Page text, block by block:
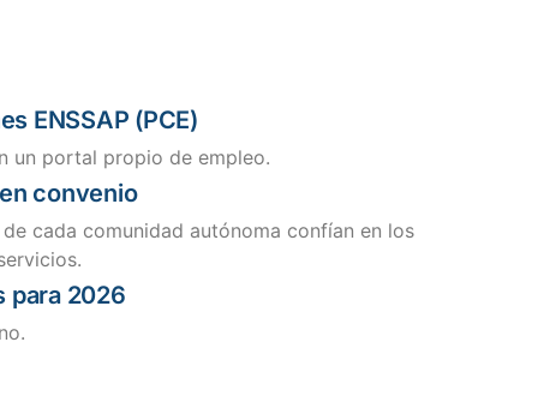
ENSSAP (PCE)
un portal propio de empleo.
convenio
cada comunidad autónoma confían en los
para 2026